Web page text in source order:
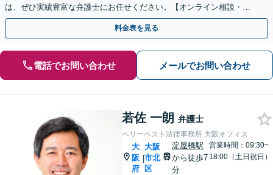
は、ぜひ実績豊富な弁護士にお任せください。【オンライン相談・電
子契約に対応】
料金表を見る
電話でお問い合わせ メールでお問い合わせ
若佐 一朗 弁護士
ベリーベスト法律事務所 大阪オフィス
大
阪
府
|
大阪
市北
区
淀屋橋駅
から徒歩7
分
営業時間：09:30~
18:00（土日祝日）